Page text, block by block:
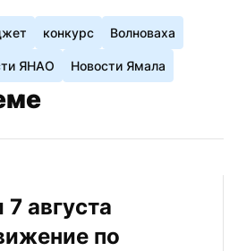
конкурс Волноваха
ЯНАО Новости Ямала
августа
по